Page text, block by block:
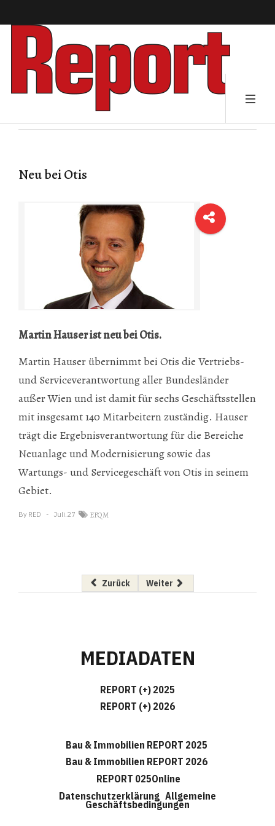
Neu bei Otis
Martin Hauser ist neu bei Otis.
Martin Hauser übernimmt bei Otis die Vertriebs-
und Serviceverantwortung aller Bundesländer
außer Wien und ist damit für sechs Geschäftsstellen
mit insgesamt 140 Mitarbeitern zuständig. Hauser
trägt die Ergebnisverantwortung für die Bereiche
Neuanlage und Modernisierung sowie das
Wartungs- und Servicegeschäft von Otis in seinem
Gebiet.
By RED Juli.27 EFQM
Vorheriger Beitrag: Neu bei A.S.S.
Zurück Nächster Beitrag: Titel
Weiter
MEDIADATEN
REPORT (+) 2025
REPORT (+) 2026
Bau & Immobilien REPORT 2025
Bau & Immobilien REPORT 2026
REPORT 025Online
Datenschutzerklärung Allgemeine
Geschäftsbedingungen